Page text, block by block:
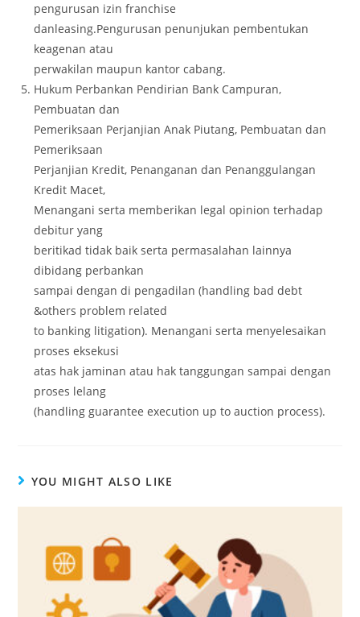
pengurusan izin franchise
danleasing.Pengurusan penunjukan pembentukan
keagenan atau
perwakilan maupun kantor cabang.
Hukum Perbankan Pendirian Bank Campuran,
Pembuatan dan
Pemeriksaan Perjanjian Anak Piutang, Pembuatan dan
Pemeriksaan
Perjanjian Kredit, Penanganan dan Penanggulangan
Kredit Macet,
Menangani serta memberikan legal opinion terhadap
debitur yang
beritikad tidak baik serta permasalahan lainnya
dibidang perbankan
sampai dengan di pengadilan (handling bad debt
&others problem related
to banking litigation). Menangani serta menyelesaikan
proses eksekusi
atas hak jaminan atau hak tanggungan sampai dengan
proses lelang
(handling guarantee execution up to auction process).
YOU MIGHT ALSO LIKE